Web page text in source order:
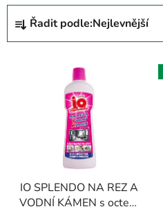
z
Řadit podle:Nejlevnější
IO SPLENDO NA REZ A
VODNÍ KÁMEN s octem